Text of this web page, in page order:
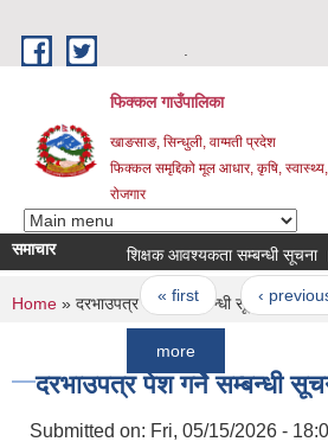
फिक्कल गाउँपालिका
खाङसाङ, सिन्धुली, वाग्मती प्रदेश
फिक्कल समृद्दिको मूल आधार, कृषि, स्वास्थ्य,
रोजगार
समाचार शिक्षक आवश्यकता सम्बन्धी सूचना ।
Pages
« first ‹ previous
You are here
Home » दरभाउपत्र पेश गर्ने सम्बन्धी सूचना ।
दरभाउपत्र पेश गर्ने सम्बन्धी
Submitted on: Fri, 05/15/2026 -